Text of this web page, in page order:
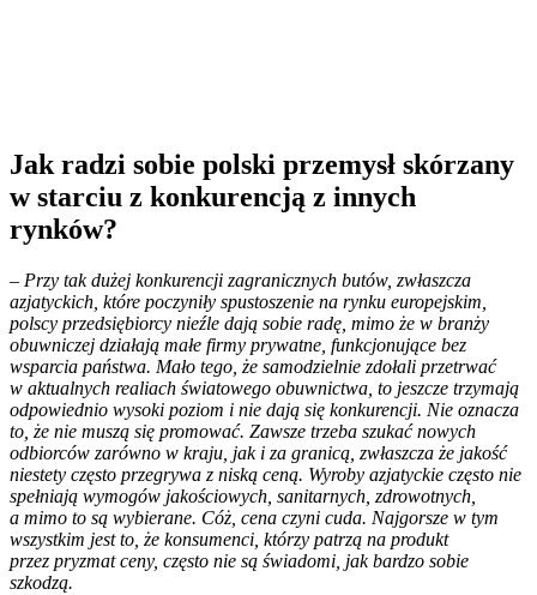
Jak radzi sobie polski przemysł skórzany
w starciu z konkurencją z innych
rynków?
– Przy tak dużej konkurencji zagranicznych butów, zwłaszcza
azjatyckich, które poczyniły spustoszenie na rynku europejskim,
polscy przedsiębiorcy nieźle dają sobie radę, mimo że w branży
obuwniczej działają małe firmy prywatne, funkcjonujące bez
wsparcia państwa. Mało tego, że samodzielnie zdołali przetrwać
w aktualnych realiach światowego obuwnictwa, to jeszcze trzymają
odpowiednio wysoki poziom i nie dają się konkurencji. Nie oznacza
to, że nie muszą się promować. Zawsze trzeba szukać nowych
odbiorców zarówno w kraju, jak i za granicą, zwłaszcza że jakość
niestety często przegrywa z niską ceną. Wyroby azjatyckie często nie
spełniają wymogów jakościowych, sanitarnych, zdrowotnych,
a mimo to są wybierane. Cóż, cena czyni cuda. Najgorsze w tym
wszystkim jest to, że konsumenci, którzy patrzą na produkt
przez pryzmat ceny, często nie są świadomi, jak bardzo sobie
szkodzą.